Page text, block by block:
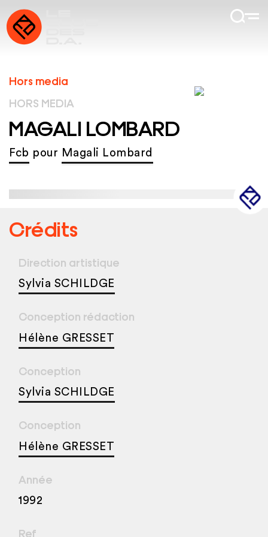
Hors media
HORS MEDIA
MAGALI LOMBARD
Fcb pour Magali Lombard
Crédits
Direction artistique
Sylvia SCHILDGE
Conception rédaction
Hélène GRESSET
Conception
Sylvia SCHILDGE
Conception
Hélène GRESSET
Année
1992
Ref